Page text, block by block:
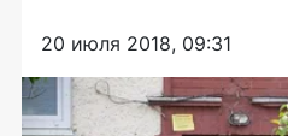
20 июля 2018, 09:31